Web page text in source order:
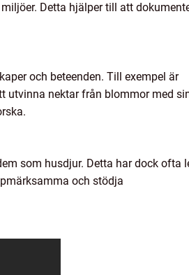
Detta hjälper till att
och beteenden. Till exempel är
utvinna nektar från blommor med
som husdjur. Detta har dock ofta
och stödja